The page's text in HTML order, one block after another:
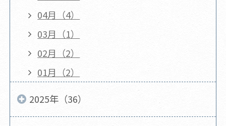
04月（4）
03月（1）
02月（2）
01月（2）
2025年（36）